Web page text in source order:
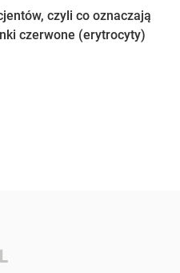
czyli co oznaczają
czerwone (erytrocyty)